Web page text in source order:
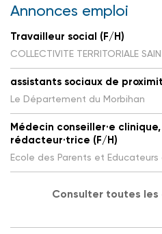
Annonces emploi
Travailleur social (F/H)
COLLECTIVITE TERRITORIALE
assistants sociaux de
Le Département du Morbihan
Médecin conseiller·e
rédacteur·trice (F/H)
Ecole des Parents et Educateurs
Consulter toutes